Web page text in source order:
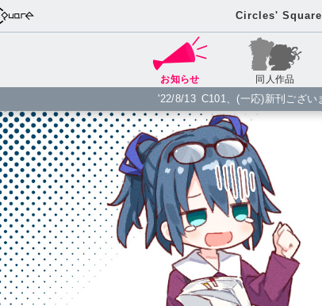
Circles'
お知らせ 同人作品
'22/8/13 C101、(一応)新刊ござい
'22/8/13 C100、新刊ございます
'19/1/4 冬コミの本、とらのあな
'18/8/17 夏コミ新刊、とらのあな
'18/1/2 冬コミ新刊、とらのあな
'17/12/31 冬コミ3日目 ナ-15bでサ
'17/8/13
夏コミ3日目 T-31aでサ
'16/12/31 冬コミ3日目 W-46aでサ
'16/10/06 コミティア118 T08aで